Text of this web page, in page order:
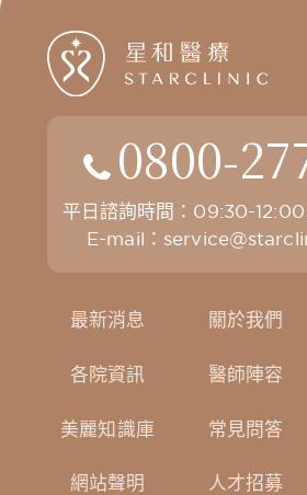
0800-
平日諮詢時間：09:30-
E-mail：
最新消息 關於我們
各院資訊 醫師陣容
美麗知識庫 常見問答
網站聲明 人才招募